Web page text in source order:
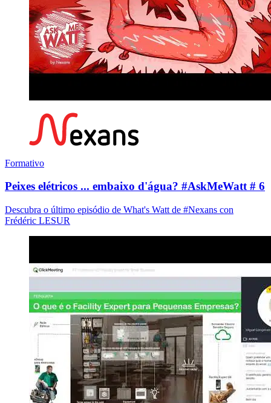
Formativo
Peixes elétricos ... embaixo d'água? #AskMeWatt # 6
Descubra o último episódio de What's Watt de #Nexans con
Frédéric LESUR